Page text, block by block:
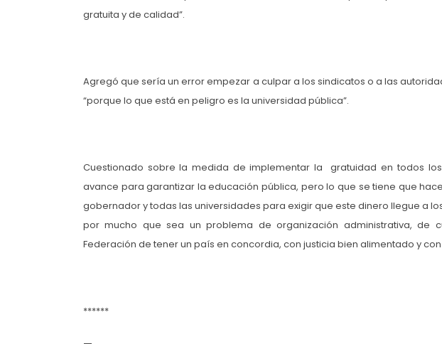
gratuita y de calidad”.
Agregó que sería un error empezar a culpar a los sindicatos o a las
“porque lo que está en peligro es la universidad pública”.
Cuestionado sobre la medida de implementar la gratuidad en todos
avance para garantizar la educación pública, pero lo que se tiene que
gobernador y todas las universidades para exigir que este dinero llegue a
por mucho que sea un problema de organización administrativa, de
Federación de tener un país en concordia, con justicia bien alimentado y
******